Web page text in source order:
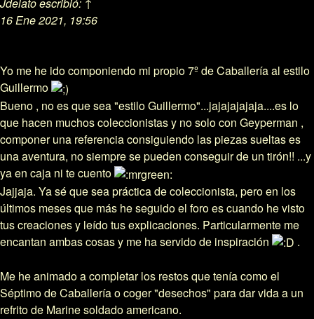
16 Ene 2021, 19:56
Yo me he ido componiendo mi propio 7º de Caballería al estilo
Guillermo
Bueno , no es que sea "estilo Guillermo"...jajajajajaja....es lo
que hacen muchos coleccionistas y no solo con Geyperman ,
componer una referencia consiguiendo las piezas sueltas es
una aventura, no siempre se pueden conseguir de un tirón!! ...y
ya en caja ni te cuento
Jajjaja. Ya sé que sea práctica de coleccionista, pero en los
últimos meses que más he seguido el foro es cuando he visto
tus creaciones y leído tus explicaciones. Particularmente me
encantan ambas cosas y me ha servido de inspiración
.
Me he animado a completar los restos que tenía como el
Séptimo de Caballería o coger "desechos" para dar vida a un
refrito de Marine soldado americano.